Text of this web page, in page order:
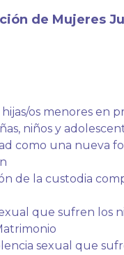
de Mujeres
os menores en
niños y
como una nueva
de la custodia
que sufren los
sexual que